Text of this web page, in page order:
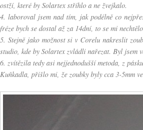
ostží, které by Solartex stříhlo a ne žvejkalo.
4. laboroval jsem nad tím, jak podélně co
fréze bych se dostal až za 14dní, to se mi
5. Stejně jako možnost si v Corelu nakreslit
studio, kde by Solartex zvládli nařezat. Byl jsem
6. zvítězila tedy asi nejjednodušší metoda, z
Kuňkadla, přišlo mi, že zoubky byly cca 3-5mm